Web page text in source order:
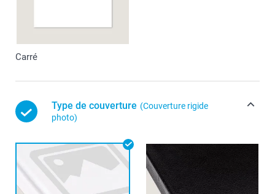
Carré
Type de couverture (Couverture rigide
photo)